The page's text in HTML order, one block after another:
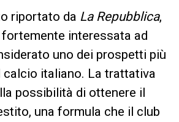
riportato da La Repubblica,
fortemente interessata ad
uno dei prospetti più
calcio italiano. La trattativa
possibilità di ottenere il
una formula che il club